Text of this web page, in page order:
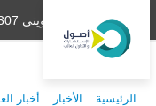
دينار كويتي 0.307
الرئيسية الأخبار
أخبار